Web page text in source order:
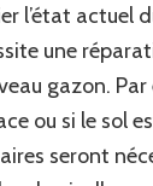
l’état actuel
une
gazon. Par
ou si le sol
seront